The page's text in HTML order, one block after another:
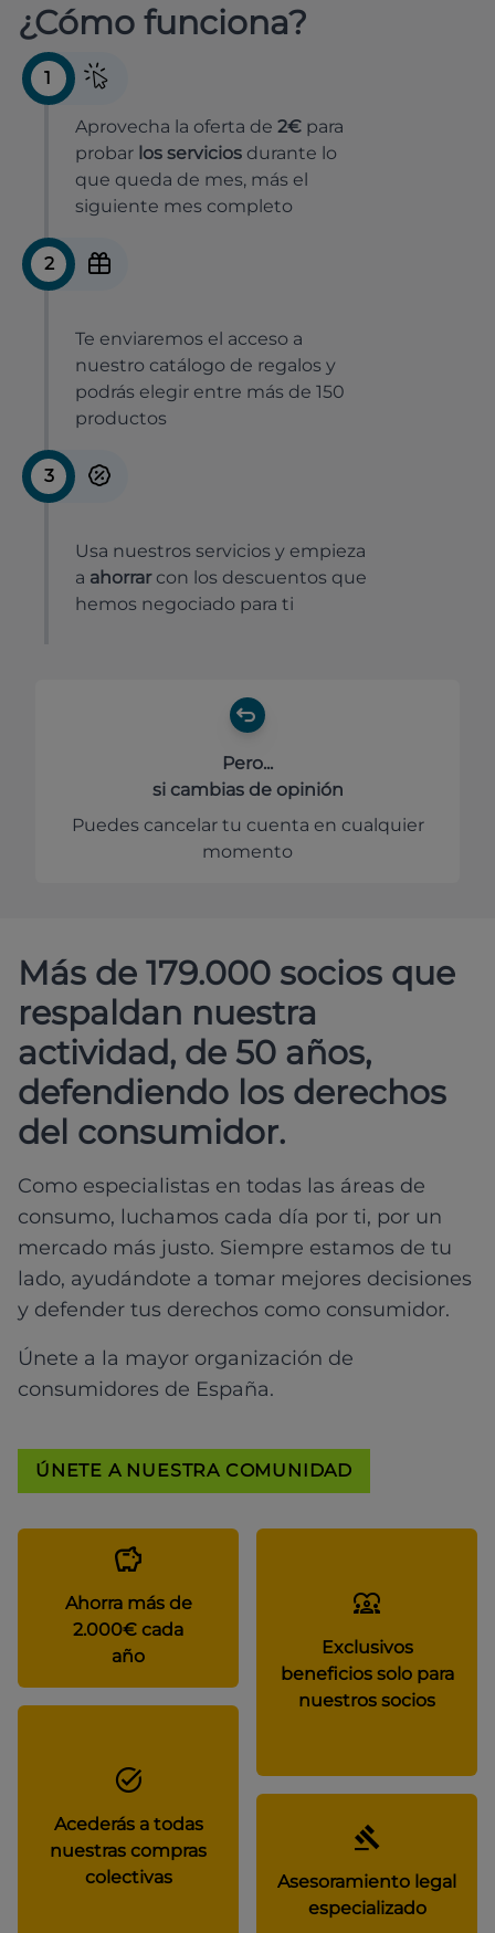
¿Cómo funciona?
1
Aprovecha la oferta de 2€ para
probar los servicios durante lo
que queda de mes, más el
siguiente mes completo
2
Te enviaremos el acceso a
nuestro catálogo de regalos y
podrás elegir entre más de 150
productos
3
Usa nuestros servicios y empieza
a ahorrar con los descuentos que
hemos negociado para ti
Pero...
si cambias de opinión
Puedes cancelar tu cuenta en cualquier
momento
Más de 179.000 socios que
respaldan nuestra
actividad, de 50 años,
defendiendo los derechos
del consumidor.
Como especialistas en todas las áreas de
consumo, luchamos cada día por ti, por un
mercado más justo. Siempre estamos de tu
lado, ayudándote a tomar mejores decisiones
y defender tus derechos como consumidor.
Únete a la mayor organización de
consumidores de España.
ÚNETE A NUESTRA COMUNIDAD
Ahorra más de
2.000€ cada
año
Exclusivos
beneficios solo para
nuestros socios
Acederás a todas
nuestras compras
colectivas
Asesoramiento legal
especializado